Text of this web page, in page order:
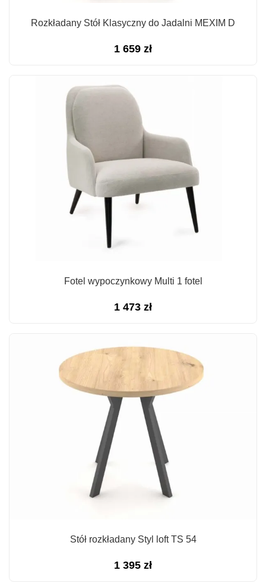
Rozkładany Stół Klasyczny do Jadalni MEXIM D
1 659 zł
Fotel wypoczynkowy Multi 1 fotel
1 473 zł
Stół rozkładany Styl loft TS 54
1 395 zł